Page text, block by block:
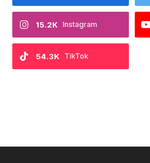
Instagram
15.2K
TikTok
54.3K